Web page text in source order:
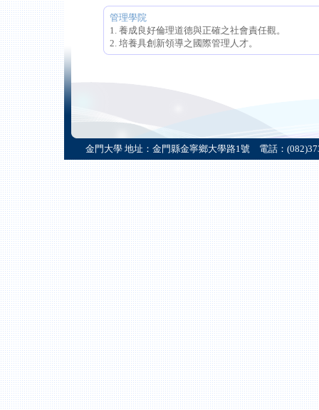
管理學院
1. 養成良好倫理道德與正確之社會責任觀。
2. 培養具創新領導之國際管理人才。
金門大學 地址：金門縣金寧鄉大學路1號 電話：